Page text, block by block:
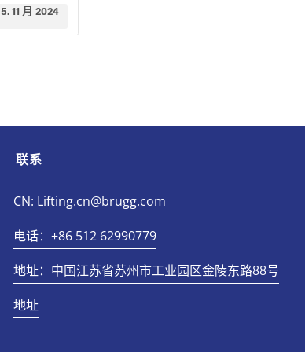
5. 11 月 2024
联系
CN: Lifting.cn@brugg.com
电话：+86 512 62990779
地址：中国江苏省苏州市工业园区金陵东路88号
地址